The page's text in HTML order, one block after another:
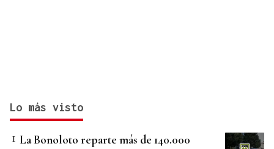
Lo más visto
La Bonoloto reparte más de 140.000